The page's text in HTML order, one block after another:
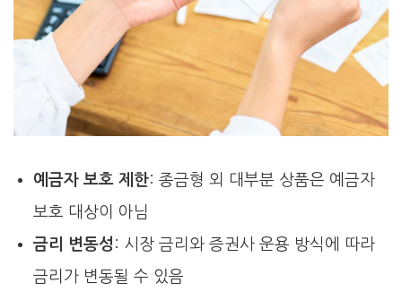
예금자 보호 제한: 종금형 외 대부분 상품은 예금자
보호 대상이 아님
금리 변동성 : 시장 금리와 증권사 운용 방식에 따라
금리가 변동될 수 있음